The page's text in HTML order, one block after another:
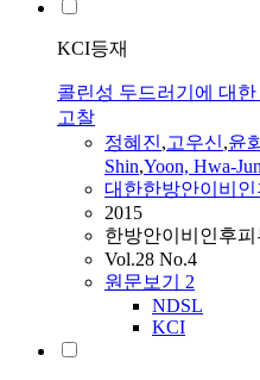
KCI등재
콜린성 두드러기에 대
고찰
정혜진,고우신,윤
Shin,Yoon, Hwa-
대한한방안이비인
2015
한방안이비인후피
Vol.28 No.4
원문보기 2
NDSL
KCI